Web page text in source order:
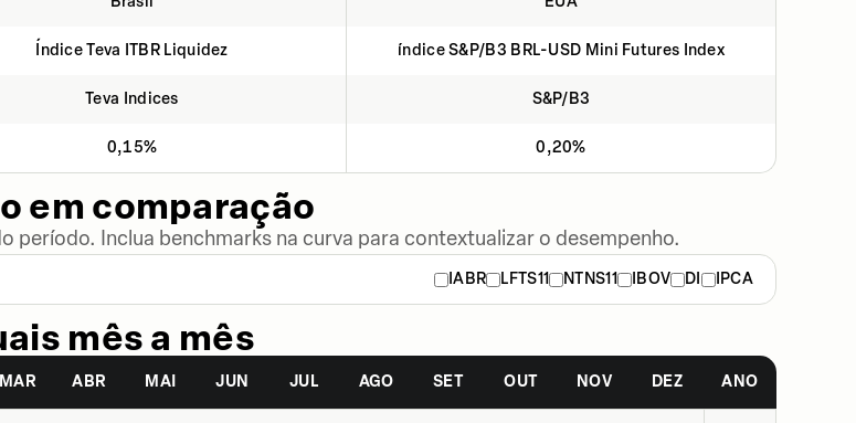
Índice Teva ITBR Liquidez índice S&P/B3 BRL-USD Mini Futures Index
Teva Indices S&P/B3
0,15%
0,20%
em comparação
período. Inclua benchmarks na curva para contextualizar o desempenho.
IABR LFTS11 NTNS11 IBOV DI
IPCA
mês a mês
MAR ABR MAI JUN JUL AGO SET OUT NOV DEZ ANO